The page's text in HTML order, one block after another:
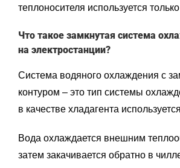
теплоносителя используется
Что такое замкнутая система
на электростанции?
Система водяного охлаждения с
контуром – это тип системы
в качестве хладагента
Вода охлаждается внешним
затем закачивается обратно в